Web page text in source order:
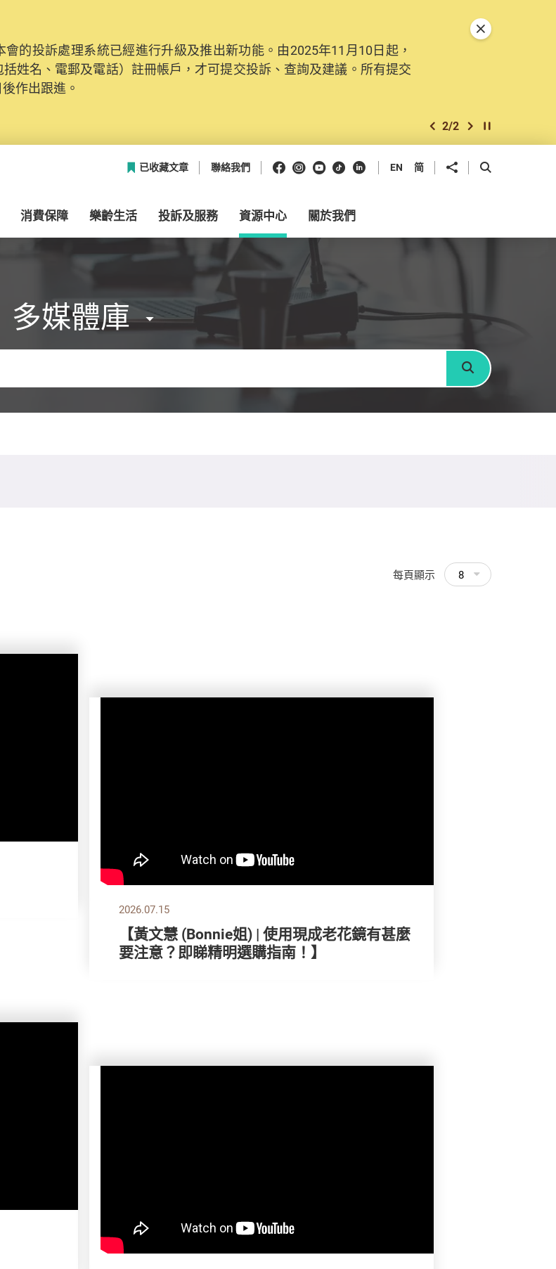
的投訴處理系統已經進行升級及推出新功能。由2025年11月10日起，
姓名、電郵及電話）註冊帳戶，才可提交投訴、查詢及建議。所有提交
作出跟進。
上一個
2/2 下一個開始/暫停幻燈
關閉特別通告
已收藏文章 聯絡我們 Facebook
Instagram
Youtube
抖音領英 EN 简 分享到 開啟搜尋框
消費保障 樂齡生活 投訴及服務 資源中心 關於我們
多媒體庫
搜尋
每頁顯示 8
2026.07.15
【黃文慧 (Bonnie姐) | 使用現成老花鏡有甚麼
要注意？即睇精明選購指南！】